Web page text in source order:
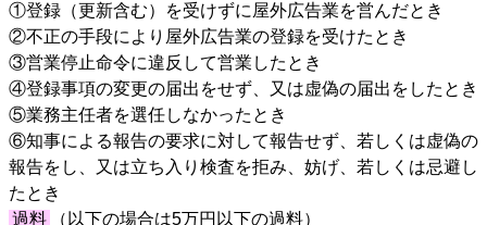
①登録（更新含む）を受けずに屋外広告業を営んだとき
②不正の手段により屋外広告業の登録を受けたとき
③営業停止命令に違反して営業したとき
④登録事項の変更の届出をせず、又は虚偽の届出をしたとき
⑤業務主任者を選任しなかったとき
⑥知事による報告の要求に対して報告せず、若しくは虚偽の
報告をし、又は立ち入り検査を拒み、妨げ、若しくは忌避し
たとき
過料
（以下の場合は5万円以下の過料）